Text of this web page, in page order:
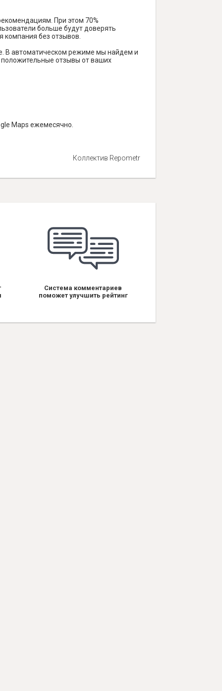
При этом 70%
больше будут доверять
компания без отзывов.
В автоматическом режиме мы найдем и
положительные отзывы от ваших
Maps ежемесячно.
Коллектив Repometr
Система комментариев
поможет улучшить рейтинг